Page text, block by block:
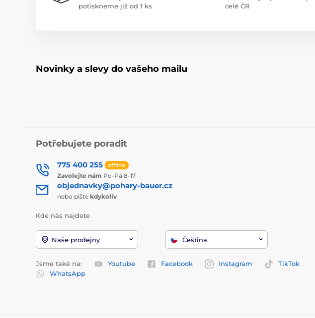
potiskneme již od 1 ks
celé ČR
Novinky a slevy do vašeho mailu
Potřebujete poradit
775 400 255 offline
Zavolejte nám Po-Pá 8-17
objednavky@pohary-bauer.cz
nebo pište kdykoliv
Kde nás najdete
Naše prodejny Čeština
Jsme také na: Youtube Facebook Instagram
TikTok
WhatsApp